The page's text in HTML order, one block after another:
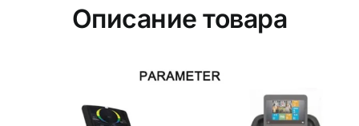
Описание товара